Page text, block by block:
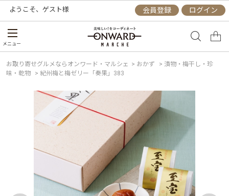
ようこそ、 ゲスト様 会員登録 ログイン
メニュー
お取り寄せグルメならオンワード・マルシェ > おかず > 漬物・梅干し・珍
味・乾物
> 紀州梅と梅ゼリー「奏果」383